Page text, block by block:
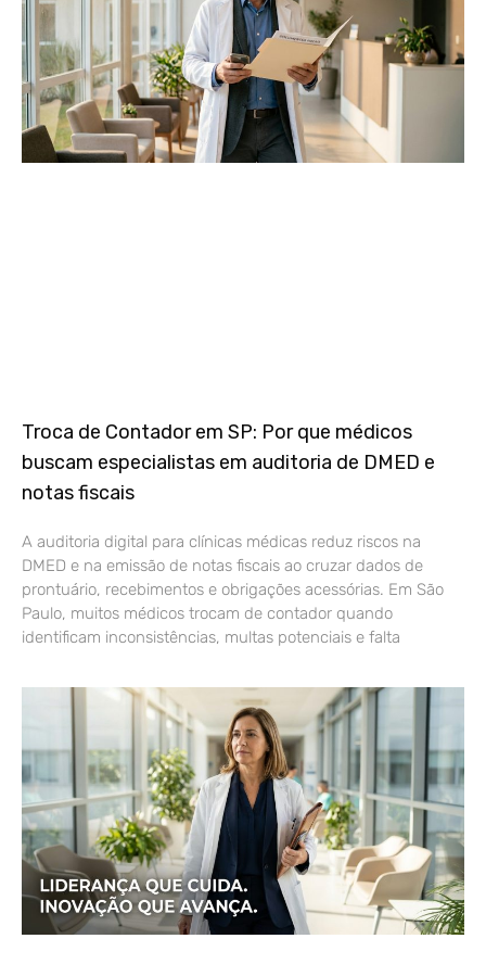
Troca de Contador em SP: Por que médicos
buscam especialistas em auditoria de DMED e
notas fiscais
A auditoria digital para clínicas médicas reduz riscos na
DMED e na emissão de notas fiscais ao cruzar dados de
prontuário, recebimentos e obrigações acessórias. Em São
Paulo, muitos médicos trocam de contador quando
identificam inconsistências, multas potenciais e falta